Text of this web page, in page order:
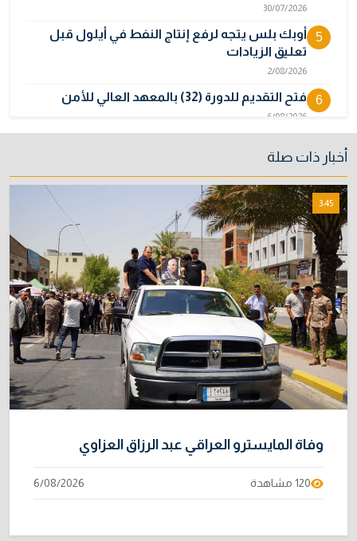
30/07/2026
5
أوبك بلس يتجه لرفع إنتاج النفط في أيلول قبل
تعليق الزيادات
2/08/2026
6 فتح التقديم للدورة (32) بالمعهد العالي للأمن
6/08/2026
3/08/2026
8
مصر تكذب رواية "وول ستريت جورنال" وتنفي
رسمياً اتهام إيران بحادث ميناء دمياط
31/07/2026
9
سقوط أقنعة العدوان السعودي.. الأقمار الصناعية
تبرئ العراق وتكشف جهة انطلاق المسيرات
5/08/2026
10
إتلاف أكثر من 106 كغم مخدرات و22 ألف قرص في
بغداد
31/07/2026
أخبار ذات صلة
3:45
وفاة المايسترو العراقي عبد الرزاق العزاوي
120 مشاهدة 6/08/2026